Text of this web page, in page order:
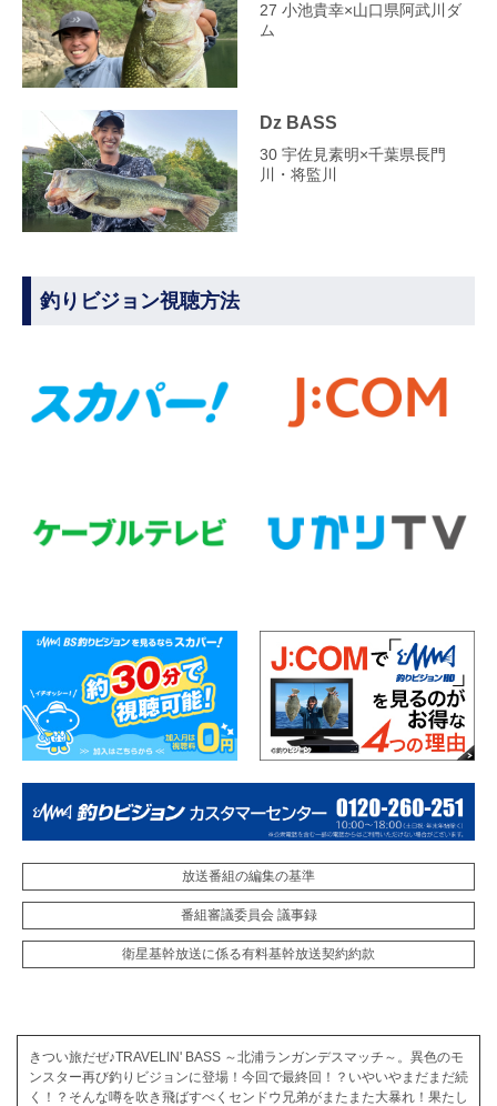
27 小池貴幸×山口県阿武川ダ
ム
Dz BASS
30 宇佐見素明×千葉県長門
川・将監川
釣りビジョン視聴方法
放送番組の編集の基準
番組審議委員会 議事録
衛星基幹放送に係る有料基幹放送契約約款
きつい旅だぜ♪TRAVELIN' BASS ～北浦ランガンデスマッチ～。異色のモ
ンスター再び釣りビジョンに登場！今回で最終回！？いやいやまだまだ続
く！？そんな噂を吹き飛ばすべくセンドウ兄弟がまたまた大暴れ！果たし